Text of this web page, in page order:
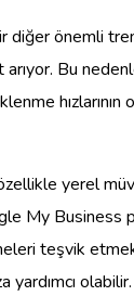
diğer önemli
Bu
yerel
My Business
teşvik
yardımcı